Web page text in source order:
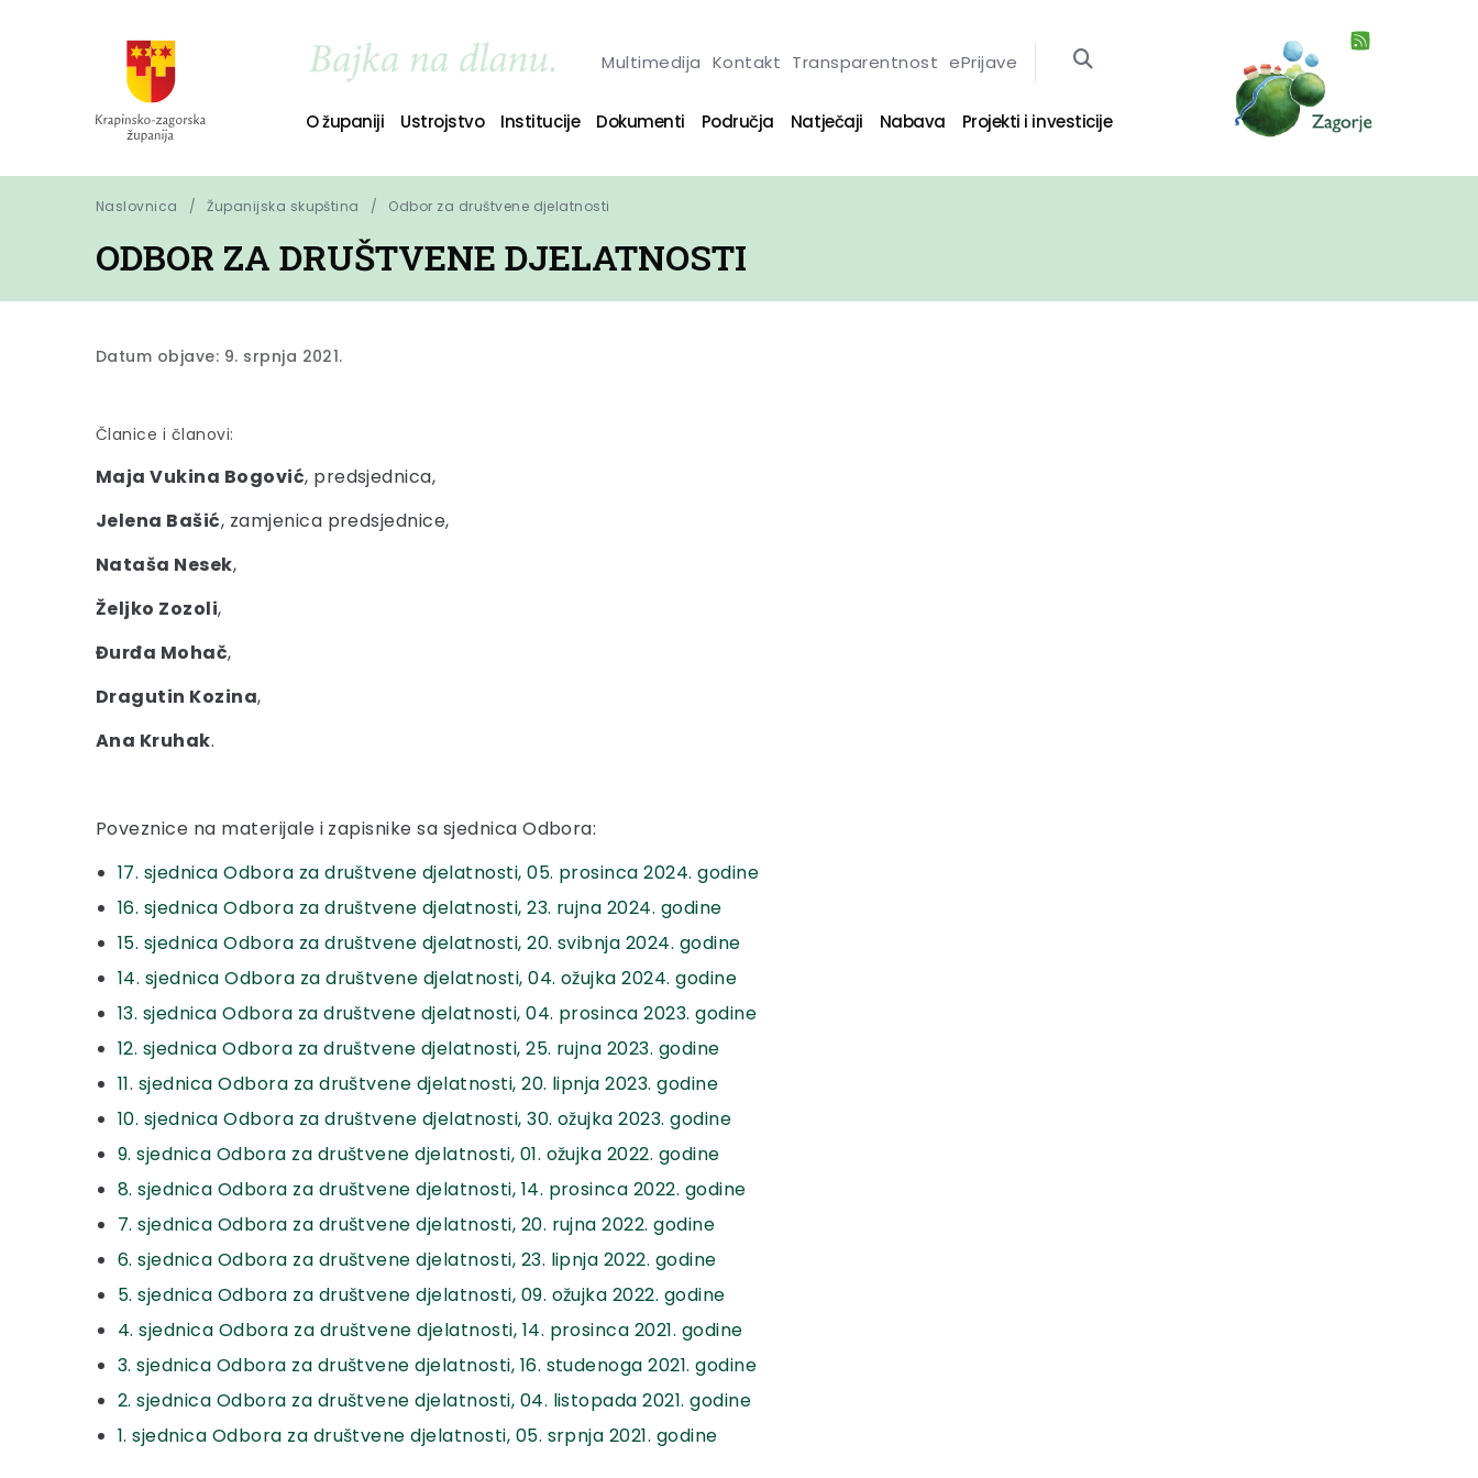
Multimedija Kontakt Transparentnost ePrijave
O županiji Ustrojstvo Institucije Dokumenti Područja Natječaji Nabava Projekti i investicije
Naslovnica Županijska skupština Odbor za društvene djelatnosti
ODBOR ZA DRUŠTVENE DJELATNOSTI
Datum objave: 9. srpnja 2021.
Članice i članovi:
Maja Vukina Bogović, predsjednica,
Jelena Bašić, zamjenica predsjednice,
Nataša Nesek,
Željko Zozoli,
Đurđa Mohač,
Dragutin Kozina,
Ana Kruhak.
Poveznice na materijale i zapisnike sa sjednica Odbora:
17. sjednica Odbora za društvene djelatnosti, 05. prosinca 2024. godine
16. sjednica Odbora za društvene djelatnosti, 23. rujna 2024. godine
15. sjednica Odbora za društvene djelatnosti, 20. svibnja 2024. godine
14. sjednica Odbora za društvene djelatnosti, 04. ožujka 2024. godine
13. sjednica Odbora za društvene djelatnosti, 04. prosinca 2023. godine
12. sjednica Odbora za društvene djelatnosti, 25. rujna 2023. godine
11. sjednica Odbora za društvene djelatnosti, 20. lipnja 2023. godine
10. sjednica Odbora za društvene djelatnosti, 30. ožujka 2023. godine
9. sjednica Odbora za društvene djelatnosti, 01. ožujka 2022. godine
8. sjednica Odbora za društvene djelatnosti, 14. prosinca 2022. godine
7. sjednica Odbora za društvene djelatnosti, 20. rujna 2022. godine
6. sjednica Odbora za društvene djelatnosti, 23. lipnja 2022. godine
5. sjednica Odbora za društvene djelatnosti, 09. ožujka 2022. godine
4. sjednica Odbora za društvene djelatnosti, 14. prosinca 2021. godine
3. sjednica Odbora za društvene djelatnosti, 16. studenoga 2021. godine
2. sjednica Odbora za društvene djelatnosti, 04. listopada 2021. godine
1. sjednica Odbora za društvene djelatnosti, 05. srpnja 2021. godine